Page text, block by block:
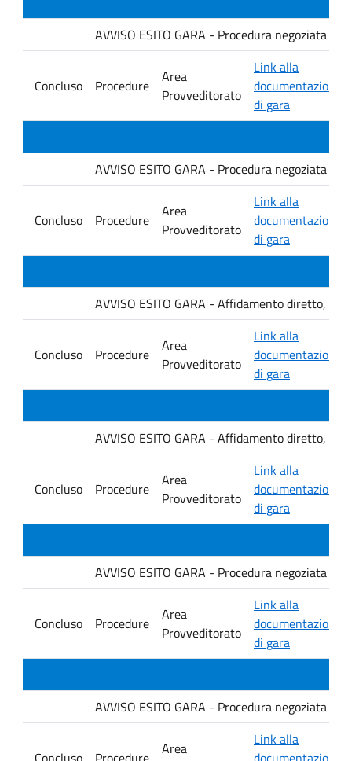
AVVISO ESITO GARA - Procedura negoziata
Concluso Procedure
Area
Provveditorato
Link alla
documentazione
di gara
AVVISO ESITO GARA - Procedura negoziata
Concluso Procedure
Area
Provveditorato
Link alla
documentazione
di gara
AVVISO ESITO GARA - Affidamento diretto, ai
Concluso Procedure
Area
Provveditorato
Link alla
documentazione
di gara
AVVISO ESITO GARA - Affidamento diretto, ai
Concluso Procedure
Area
Provveditorato
Link alla
documentazione
di gara
AVVISO ESITO GARA - Procedura negoziata
Concluso Procedure
Area
Provveditorato
Link alla
documentazione
di gara
AVVISO ESITO GARA - Procedura negoziata
Area
Link alla